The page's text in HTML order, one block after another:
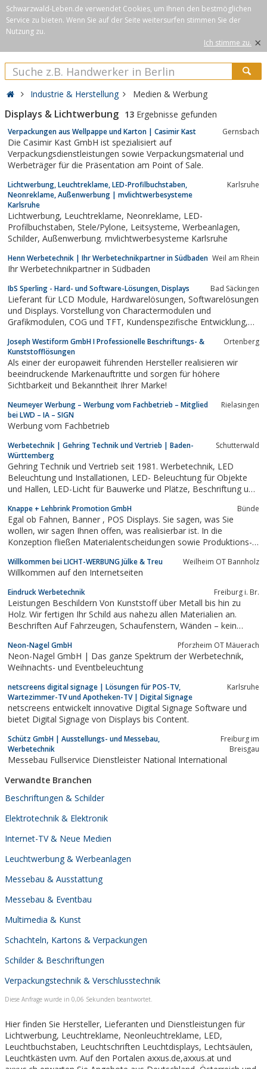
Schwarzwald-Leben.de verwendet Cookies, um Ihnen den bestmöglichen
Service zu bieten. Wenn Sie auf der Seite weitersurfen stimmen Sie der
Nutzung zu.
Ich stimme zu. ×
Industrie & Herstellung Medien & Werbung
Displays & Lichtwerbung 13 Ergebnisse gefunden
Verpackungen aus Wellpappe und Karton | Casimir Kast Gernsbach
Die Casimir Kast GmbH ist spezialisiert auf
Verpackungsdienstleistungen sowie Verpackungsmaterial und
Werbeträger für die Präsentation am Point of Sale.
Lichtwerbung, Leuchtreklame, LED-Profilbuchstaben,
Neonreklame, Außenwerbung | mvlichtwerbesysteme
Karlsruhe
Karlsruhe
Lichtwerbung, Leuchtreklame, Neonreklame, LED-
Profilbuchstaben, Stele/Pylone, Leitsysteme, Werbeanlagen,
Schilder, Außenwerbung. mvlichtwerbesysteme Karlsruhe
Henn Werbetechnik | Ihr Werbetechnikpartner in Südbaden Weil am Rhein
Ihr Werbetechnikpartner in Südbaden
IbS Sperling - Hard- und Software-Lösungen, Displays Bad Säckingen
Lieferant für LCD Module, Hardwarelösungen, Softwarelösungen
und Displays. Vorstellung von Charactermodulen und
Grafikmodulen, COG und TFT, Kundenspezifische Entwicklung,
Joseph Westiform GmbH I Professionelle Beschriftungs- &
Kunststofflösungen
Ortenberg
Als einer der europaweit führenden Hersteller realisieren wir
beeindruckende Markenauftritte und sorgen für höhere
Sichtbarkeit und Bekanntheit Ihrer Marke!
Neumeyer Werbung – Werbung vom Fachbetrieb – Mitglied
bei LWD – IA – SIGN
Rielasingen
Werbung vom Fachbetrieb
Werbetechnik | Gehring Technik und Vertrieb | Baden-
Württemberg
Schutterwald
Gehring Technik und Vertrieb seit 1981. Werbetechnik, LED
Beleuchtung und Installationen, LED- Beleuchtung für Objekte
und Hallen, LED-Licht für Bauwerke und Plätze, Beschriftung und
Knappe + Lehbrink Promotion GmbH Bünde
Egal ob Fahnen, Banner , POS Displays. Sie sagen, was Sie
wollen, wir sagen Ihnen offen, was realisierbar ist. In die
Konzeption fließen Materialentscheidungen sowie Produktions-
Preisgestaltung ein. Vor einer aufwändigen Bemusterung treten
unsere Entwickler und Designer...
Willkommen bei LICHT-WERBUNG Jülke & Treu Weilheim OT Bannholz
Willkommen auf den Internetseiten
Eindruck Werbetechnik Freiburg i. Br.
Leistungen Beschildern Von Kunststoff über Metall bis hin zu
Holz. Wir fertigen Ihr Schild aus nahezu allen Materialien an.
Beschriften Auf Fahrzeugen, Schaufenstern, Wänden – kein
Lichttechnik bringen wir Ihr Logo zum Leuchten. Logos Geben
Sie ihrem Unternehmen ein...
Neon-Nagel GmbH Pforzheim OT Mäuerach
Neon-Nagel GmbH | Das ganze Spektrum der Werbetechnik,
Weihnachts- und Eventbeleuchtung
netscreens digital signage | Lösungen für POS-TV,
Wartezimmer-TV und Apotheken-TV | Digital Signage
Karlsruhe
netscreens entwickelt innovative Digital Signage Software und
bietet Digital Signage von Displays bis Content.
Schütz GmbH | Ausstellungs- und Messebau,
Werbetechnik
Freiburg im
Breisgau
Messebau Fullservice Dienstleister National International
Verwandte Branchen
Beschriftungen & Schilder
Elektrotechnik & Elektronik
Internet-TV & Neue Medien
Leuchtwerbung & Werbeanlagen
Messebau & Ausstattung
Messebau & Eventbau
Multimedia & Kunst
Schachteln, Kartons & Verpackungen
Schilder & Beschriftungen
Verpackungstechnik & Verschlusstechnik
Diese Anfrage wurde in 0,06 Sekunden beantwortet.
Hier finden Sie Hersteller, Lieferanten und Dienstleistungen für
Lichtwerbung, Leuchtreklame, Neonleuchtreklame, LED,
Leuchtbuchstaben, Leuchtschriften Leuchtdisplays, Lechtsäulen,
Leuchtkästen uvm. Auf den Portalen axxus.de,axxus.at und